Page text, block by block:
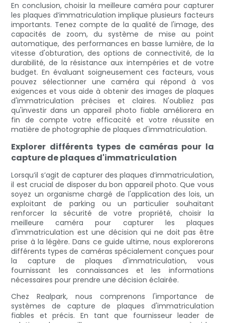
En conclusion, choisir la meilleure caméra pour capturer
les plaques d’immatriculation implique plusieurs facteurs
importants. Tenez compte de la qualité de l'image, des
capacités de zoom, du système de mise au point
automatique, des performances en basse lumière, de la
vitesse d'obturation, des options de connectivité, de la
durabilité, de la résistance aux intempéries et de votre
budget. En évaluant soigneusement ces facteurs, vous
pouvez sélectionner une caméra qui répond à vos
exigences et vous aide à obtenir des images de plaques
d'immatriculation précises et claires. N'oubliez pas
qu'investir dans un appareil photo fiable améliorera en
fin de compte votre efficacité et votre réussite en
matière de photographie de plaques d'immatriculation.
Explorer différents types de caméras pour la
capture de plaques d'immatriculation
Lorsqu’il s’agit de capturer des plaques d’immatriculation,
il est crucial de disposer du bon appareil photo. Que vous
soyez un organisme chargé de l'application des lois, un
exploitant de parking ou un particulier souhaitant
renforcer la sécurité de votre propriété, choisir la
meilleure caméra pour capturer les plaques
d'immatriculation est une décision qui ne doit pas être
prise à la légère. Dans ce guide ultime, nous explorerons
différents types de caméras spécialement conçues pour
la capture de plaques d'immatriculation, vous
fournissant les connaissances et les informations
nécessaires pour prendre une décision éclairée.
Chez Realpark, nous comprenons l'importance de
systèmes de capture de plaques d'immatriculation
fiables et précis. En tant que fournisseur leader de